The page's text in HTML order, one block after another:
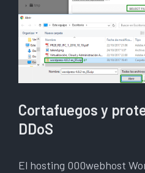
Cortafuegos y
DDoS
El hosting 000webhost